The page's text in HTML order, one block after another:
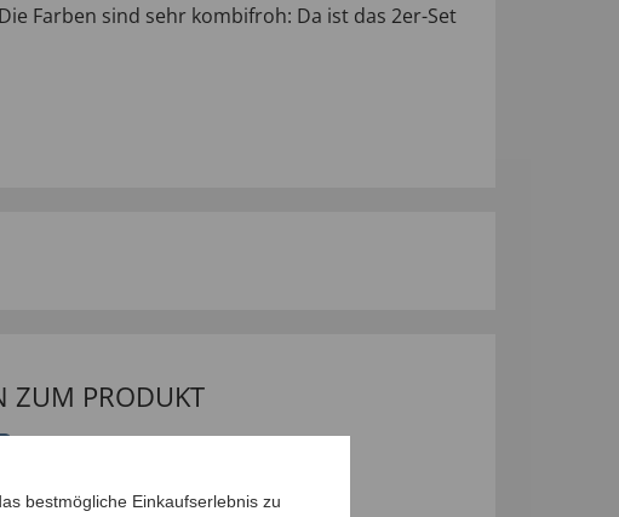
Farben sind sehr kombifroh: Da ist das 2er-Set
ZUM PRODUKT
bestmögliche Einkaufserlebnis zu